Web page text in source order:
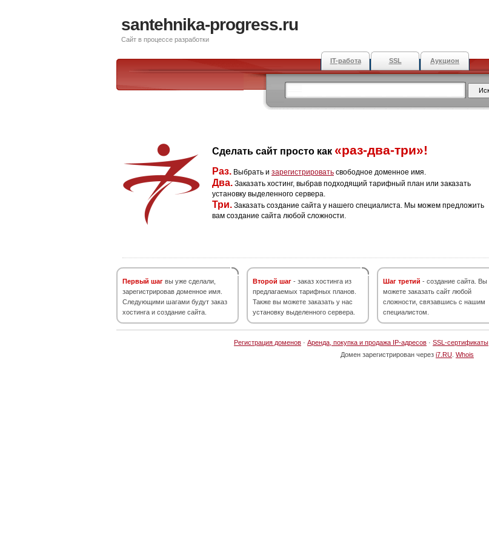
santehnika-progress.ru
Сайт в процессе разработки
IT-работа SSL Аукцион
Сделать сайт просто как «раз-два-три»!
Раз. Выбрать и зарегистрировать свободное доменное имя.
Два. Заказать хостинг, выбрав подходящий тарифный план или заказать
установку выделенного сервера.
Три. Заказать создание сайта у нашего специалиста. Мы можем предложить
вам создание сайта любой сложности.
Первый шаг вы уже сделали,
зарегистрировав доменное имя.
Следующими шагами будут заказ
хостинга и создание сайта.
Второй шаг - заказ хостинга из
предлагаемых тарифных планов.
Также вы можете заказать у нас
установку выделенного сервера.
Шаг третий - создание сайта. Вы
можете заказать сайт любой
сложности, связавшись с нашим
специалистом.
Регистрация доменов · Аренда, покупка и продажа IP-адресов · SSL-сертификаты
Домен зарегистрирован через i7.RU Whois